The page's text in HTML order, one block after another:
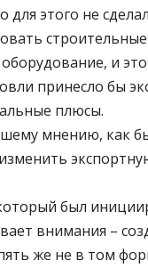
для этого не
и это
принесло бы
плюсы.
мнению, как
был
внимания –
же не в том